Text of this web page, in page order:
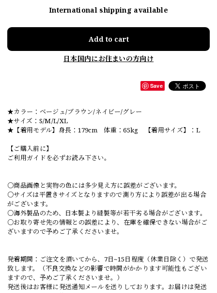
International shipping available
Add to cart
日本国内にお住まいの方向け
Save
★カラー：ベージュ/ブラウン/ネイビー/グレー
★サイズ：S/M/L/XL
★【着用モデル】身長：179cm 体重：65kg 【着用サイズ】：L
【ご購入前に】
ご利用ガイドを必ずお読み下さい。
○商品画像と実物の色には多少見え方に誤差がございます。
○サイズは平置きサイズとなりますので測り方により誤差が出る場合
がございます。
○海外製品のため、日本製より縫製等が若干劣る場合がございます。
○お取り寄せ先の情報との誤差により、在庫を確保できない場合がご
ざいますので予めご了承くださいませ。
発着期間：ご注文を頂いてから、7日~15日程度（休業日除く）で発送
致します。（不良交換などの影響で時間がかかります可能性もござい
ますので、予めご了承くださいませ。）
発送後はお客様に発送通知メールを送りしております。お届けは発送